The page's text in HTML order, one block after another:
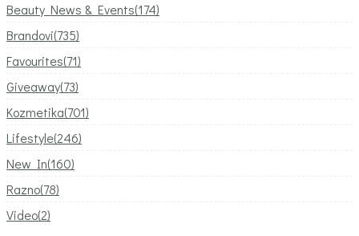
Beauty News & Events(174)
Brandovi(735)
Favourites(71)
Giveaway(73)
Kozmetika(701)
Lifestyle(246)
New In(160)
Razno(78)
Video(2)